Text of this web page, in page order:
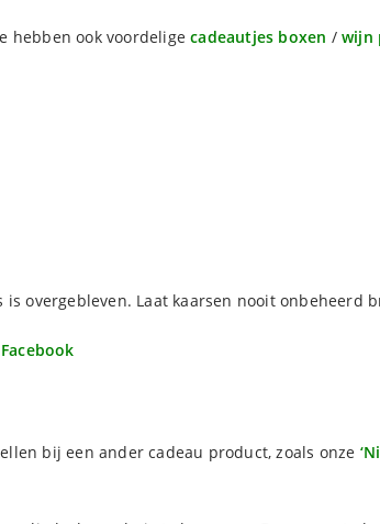
hebben ook voordeligecadeautjes boxen /wijn
overgebleven. Laat kaarsen nooit onbeheerd
Facebook
bij een ander cadeau product, zoals onze